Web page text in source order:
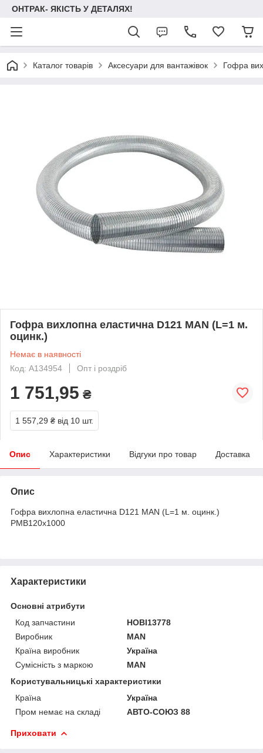
ОНТРАК- ЯКІСТЬ У ДЕТАЛЯХ!
Каталог товарів Аксесуари для вантажівок Гофра
Гофра вихлопна еластична D121 MAN (L=1 м.
оцинк.)
Немає в наявності
Код: A134954
Опт і роздріб
1 751,95 ₴
1 557,29 ₴ від 10 шт.
Опис Характеристики Відгуки про товар Доставка
Опис
Гофра вихлопна еластична D121 MAN (L=1 м. оцинк.)
РМВ120х1000
Характеристики
Основні атрибути
Код запчастини
HOBI13778
Виробник
MAN
Країна виробник
Україна
Сумісність з маркою
MAN
Користувальницькі характеристики
Країна
Україна
Пром немає на складі
АВТО-СОЮЗ 88
Приховати